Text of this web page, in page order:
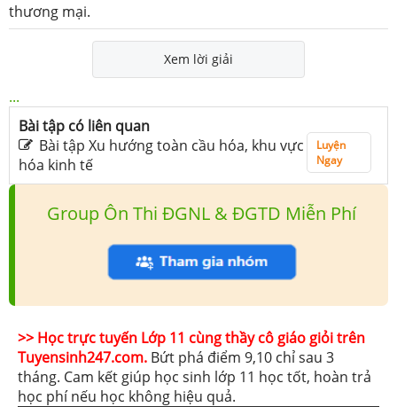
thương mại.
Xem lời giải
...
Bài tập có liên quan
Bài tập Xu hướng toàn cầu hóa, khu vực
hóa kinh tế
Luyện
Ngay
Group Ôn Thi ĐGNL & ĐGTD Miễn Phí
>> Học trực tuyến Lớp 11 cùng thầy cô giáo giỏi trên
Tuyensinh247.com. Bứt phá điểm 9,10 chỉ sau 3
tháng. Cam kết giúp học sinh lớp 11 học tốt, hoàn trả
học phí nếu học không hiệu quả.